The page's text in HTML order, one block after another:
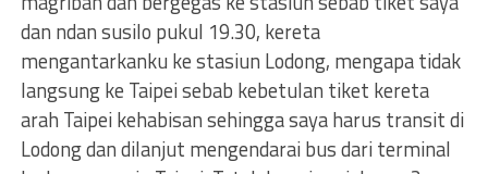
dan ndan susilo pukul 19.30, kereta
mengantarkanku ke stasiun Lodong, mengapa tidak
langsung ke Taipei sebab kebetulan tiket kereta
arah Taipei kehabisan sehingga saya harus transit di
Lodong dan dilanjut mengendarai bus dari terminal